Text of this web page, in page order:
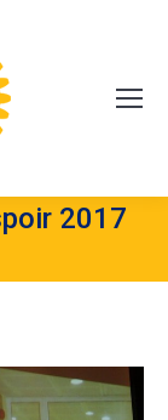
2017